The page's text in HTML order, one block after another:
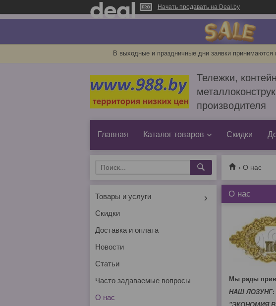
Начать продавать на Deal.by
В выходные и праздничные дни заявки
Тележки,
производителя
Главная Каталог товаров Скидки
О нас
О нас
Мы рады
НАШ ЛОЗУНГ:
Товары и услуги
Скидки
Доставка и оплата
Новости
Статьи
Часто задаваемые вопросы
О нас